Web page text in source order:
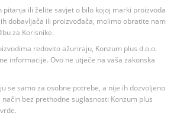
pitanja ili želite savjet o bilo kojoj marki proizvoda
dobavljača ili proizvođača, molimo obratite nam
za Korisnike.
redovito ažuriraju, Konzum plus d.o.o.
informacije. Ovo ne utječe na vaša zakonska
se samo za osobne potrebe, a nije ih dozvoljeno
bez prethodne suglasnosti Konzum plus